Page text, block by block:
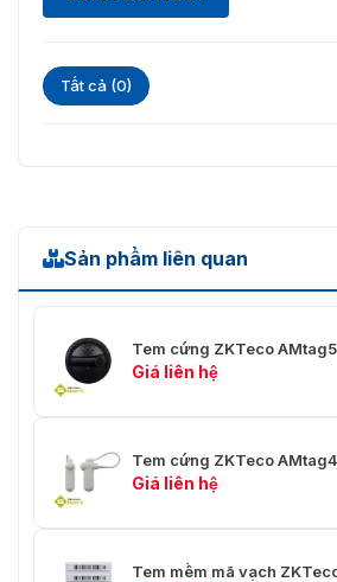
Tất cả (0)
Sản phẩm liên quan
Tem cứng ZKTeco AMtag5
Giá liên hệ
Tem cứng ZKTeco AMtag4
Giá liên hệ
Tem mềm mã vạch